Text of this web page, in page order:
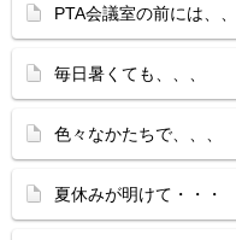
PTA会議室の前には、、
毎日暑くても、、、
色々なかたちで、、、
夏休みが明けて・・・